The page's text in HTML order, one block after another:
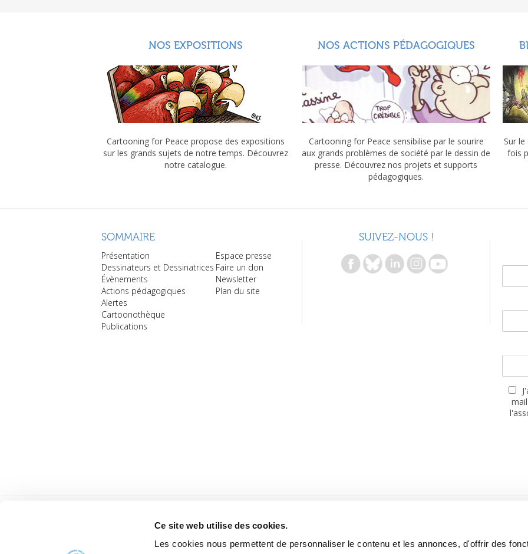
Ce site web utilise des cookies.
Les cookies nous permettent de personnaliser le contenu et les annonces, d'offrir des
NOS EXPOSITIONS
Cartooning for Peace propose des expositions
sur les grands sujets de notre temps. Découvrez
notre catalogue.
NOS ACTIONS PÉDAGOGIQUES
Cartooning for Peace sensibilise par le sourire
aux grands problèmes de société par le dessin de
presse. Découvrez nos projets et supports
pédagogiques.
Sur le
fois
SOMMAIRE
Présentation
Dessinateurs et Dessinatrices
Évènements
Actions pédagogiques
Alertes
Cartoonothèque
Publications
Espace presse
Faire un don
Newsletter
Plan du site
SUIVEZ-NOUS !